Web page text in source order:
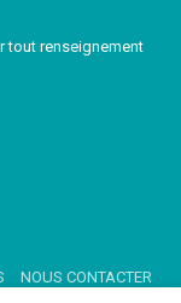
tout renseignement
NOUS CONTACTER